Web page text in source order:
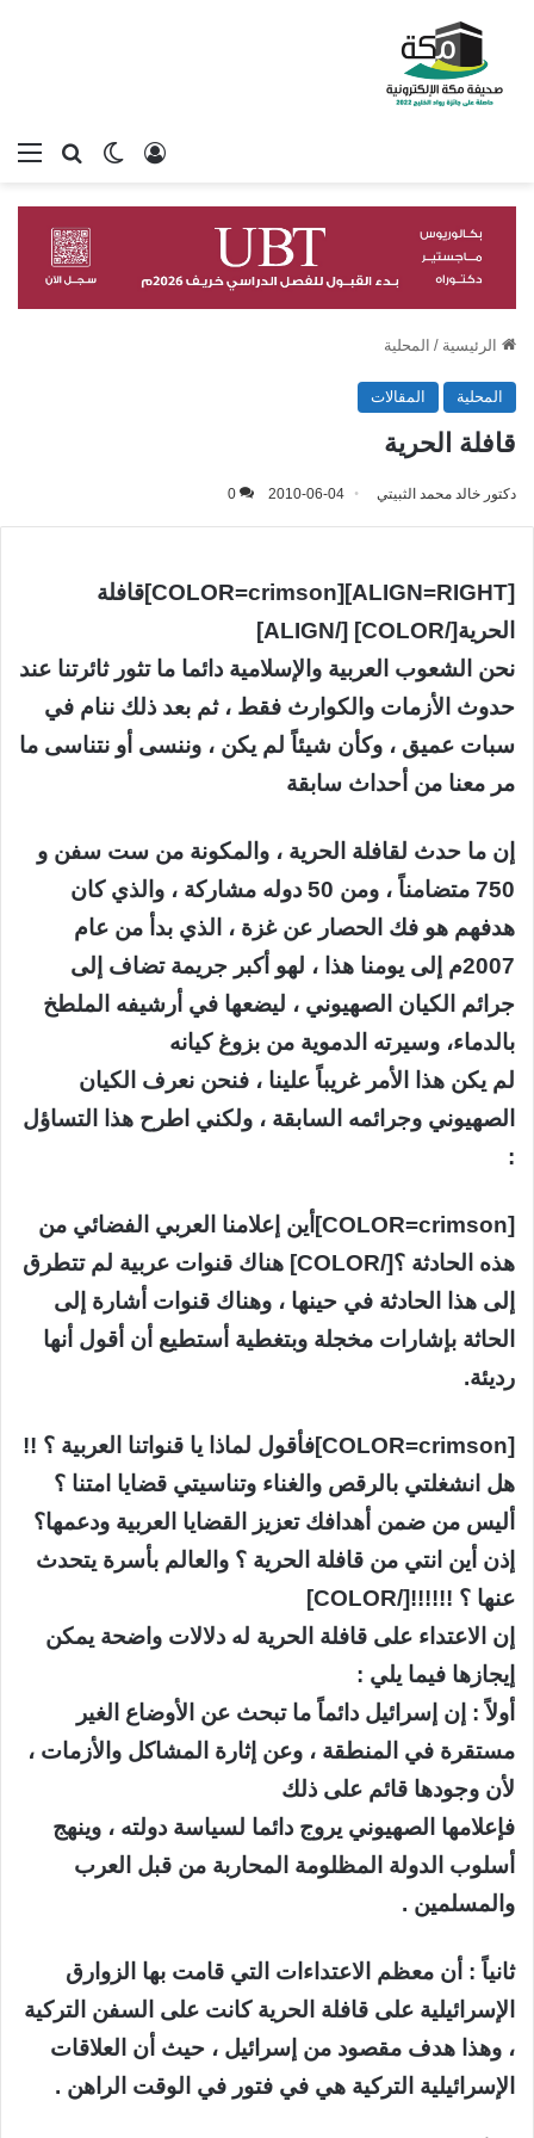
بحثالوضع
تسجيل الدخول
الرئيسية / المحلية
المحلية المقالات
قافلة الحرية
دكتور خالد محمد الثبيتي 2010-06-04
0
[ALIGN=RIGHT][COLOR=crimson]قافلة
الحرية[/COLOR] [/ALIGN]
نحن الشعوب العربية والإسلامية دائما ما تثور ثائرتنا عند
حدوث الأزمات والكوارث فقط ، ثم بعد ذلك ننام في
سبات عميق ، وكأن شيئاً لم يكن ، وننسى أو نتناسى ما
مر معنا من أحداث سابقة
إن ما حدث لقافلة الحرية ، والمكونة من ست سفن و
750 متضامناً ، ومن 50 دوله مشاركة ، والذي كان
هدفهم هو فك الحصار عن غزة ، الذي بدأ من عام
2007م إلى يومنا هذا ، لهو أكبر جريمة تضاف إلى
جرائم الكيان الصهيوني ، ليضعها في أرشيفه الملطخ
بالدماء، وسيرته الدموية من بزوغ كيانه
لم يكن هذا الأمر غريباً علينا ، فنحن نعرف الكيان
الصهيوني وجرائمه السابقة ، ولكني اطرح هذا التساؤل
:
[COLOR=crimson]أين إعلامنا العربي الفضائي من
هذه الحادثة ؟[/COLOR] هناك قنوات عربية لم تتطرق
إلى هذا الحادثة في حينها ، وهناك قنوات أشارة إلى
الحاثة بإشارات مخجلة وبتغطية أستطيع أن أقول أنها
رديئة.
[COLOR=crimson]فأقول لماذا يا قنواتنا العربية ؟ !!
هل انشغلتي بالرقص والغناء وتناسيتي قضايا امتنا ؟
أليس من ضمن أهدافك تعزيز القضايا العربية ودعمها؟
إذن أين انتي من قافلة الحرية ؟ والعالم بأسرة يتحدث
عنها ؟ !!!!!![/COLOR]
إن الاعتداء على قافلة الحرية له دلالات واضحة يمكن
إيجازها فيما يلي :
أولاً : إن إسرائيل دائماً ما تبحث عن الأوضاع الغير
مستقرة في المنطقة ، وعن إثارة المشاكل والأزمات ،
لأن وجودها قائم على ذلك
فإعلامها الصهيوني يروج دائما لسياسة دولته ، وينهج
أسلوب الدولة المظلومة المحاربة من قبل العرب
والمسلمين .
ثانياً : أن معظم الاعتداءات التي قامت بها الزوارق
الإسرائيلية على قافلة الحرية كانت على السفن التركية
، وهذا هدف مقصود من إسرائيل ، حيث أن العلاقات
الإسرائيلية التركية هي في فتور في الوقت الراهن .